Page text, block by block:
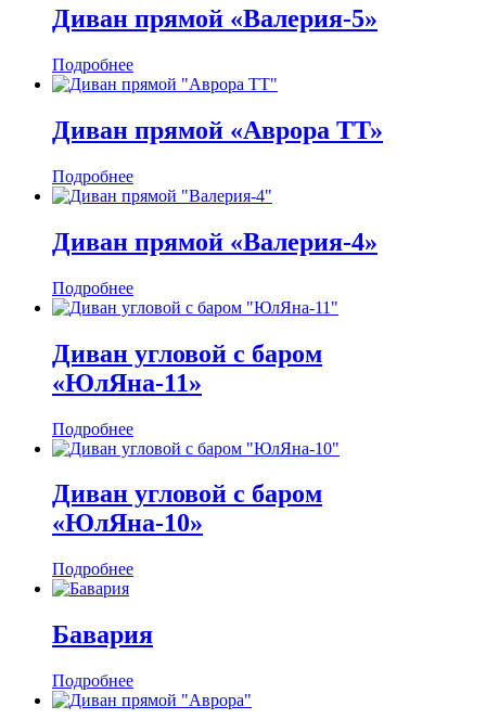
Диван прямой «Валерия-5»
Подробнее
Диван прямой «Аврора ТТ»
Подробнее
Диван прямой «Валерия-4»
Подробнее
Диван угловой с баром
«ЮлЯна-11»
Подробнее
Диван угловой с баром
«ЮлЯна-10»
Подробнее
Бавария
Подробнее